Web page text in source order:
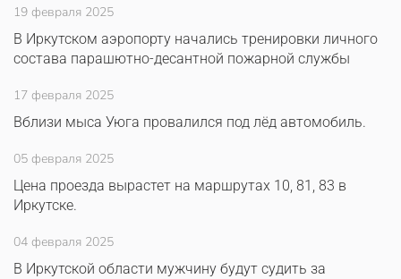
19 февраля 2025
В Иркутском аэропорту начались тренировки личного
состава парашютно-десантной пожарной службы
17 февраля 2025
Вблизи мыса Уюга провалился под лёд автомобиль.
05 февраля 2025
Цена проезда вырастет на маршрутах 10, 81, 83 в
Иркутске.
04 февраля 2025
В Иркутской области мужчину будут судить за